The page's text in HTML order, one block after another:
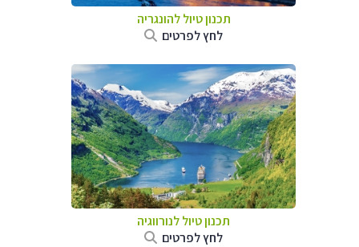
תכנון טיול להונגריה
לחץ לפרטים
תכנון טיול לנורווגיה
לחץ לפרטים